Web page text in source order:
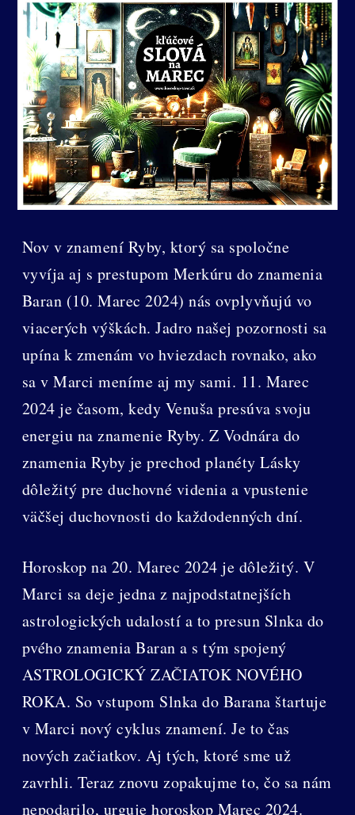
Nov v znamení Ryby, ktorý sa spoločne
vyvíja aj s prestupom Merkúru do znamenia
Baran (10. Marec 2024) nás ovplyvňujú vo
viacerých výškách. Jadro našej pozornosti sa
upína k zmenám vo hviezdach rovnako, ako
sa v Marci meníme aj my sami. 11. Marec
2024 je časom, kedy Venuša presúva svoju
energiu na znamenie Ryby. Z Vodnára do
znamenia Ryby je prechod planéty Lásky
dôležitý pre duchovné videnia a vpustenie
väčšej duchovnosti do každodenných dní.
Horoskop na 20. Marec 2024 je dôležitý. V
Marci sa deje jedna z najpodstatnejších
astrologických udalostí a to presun Slnka do
pvého znamenia Baran a s tým spojený
ASTROLOGICKÝ ZAČIATOK NOVÉHO
ROKA. So vstupom Slnka do Barana štartuje
v Marci nový cyklus znamení. Je to čas
nových začiatkov. Aj tých, ktoré sme už
zavrhli. Teraz znovu zopakujme to, čo sa nám
nepodarilo, urguje horoskop Marec 2024.